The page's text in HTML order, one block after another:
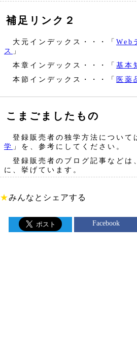
補足リンク２
大元インデックス・・・「 Web
ス
」
本章インデックス・・・「 基本
本節インデックス・・・「 医薬
こまごましたもの
登録販売者の独学方法について
学 」を、参考にしてください。
登録販売者のブログ記事などは
に、挙げています。
★みんなとシェアする
Facebook